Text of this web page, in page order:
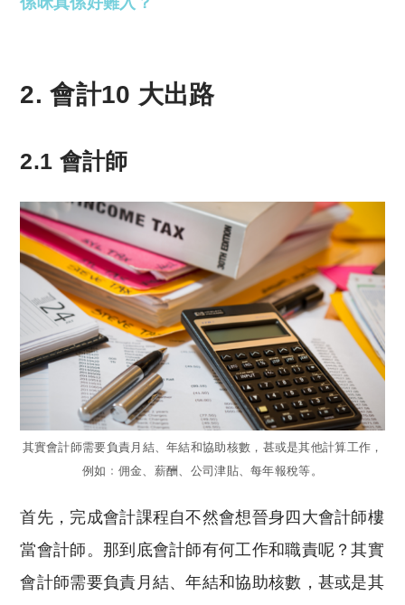
2. 會計10 大出路
2.1 會計師
其實會計師需要負責月結、年結和協助核數，甚或是其他計算工作，
例如﹕佣金、薪酬、公司津貼、每年報稅等。
首先，完成會計課程自不然會想晉身四大會計師樓
當會計師。那到底會計師有何工作和職責呢？其實
會計師需要負責月結、年結和協助核數，甚或是其